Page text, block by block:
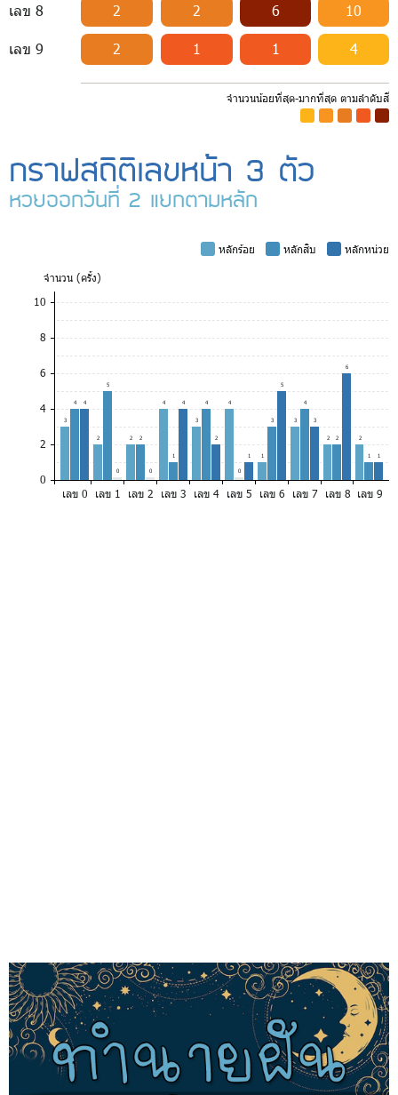
เลข 8 2 2 6 10
เลข 9 2 1 1 4
จำนวนน้อยที่สุด-มากที่สุด ตามลำดับสี
กราฟสถิติเลขหน้า 3 ตัว
หวยออกวันที่ 2 แยกตามหลัก
หลักร้อย หลักสิบ
หลักหน่วย
จำนวน (ครั้ง)
10
8
6
4
2
0
3
4 4
2
5
0
2 2
0
4
1
4
3
4
2
4
0
1 1
3
5
3
4
3
2 2
6
2
1 1
เลข 0 เลข 1 เลข 2 เลข 3 เลข 4 เลข 5 เลข 6 เลข 7 เลข 8 เลข 9